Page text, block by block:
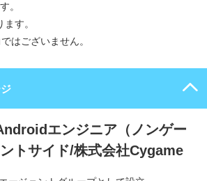
。
す。
はございません。
エンジニア（ノンゲー
トサイド/株式会社Cygame